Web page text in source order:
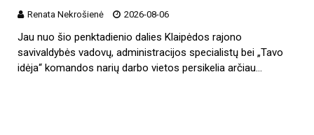
Renata Nekrošienė 2026-08-06
Jau nuo šio penktadienio dalies Klaipėdos rajono
savivaldybės vadovų, administracijos specialistų bei „Tavo
idėja“ komandos narių darbo vietos persikelia arčiau…